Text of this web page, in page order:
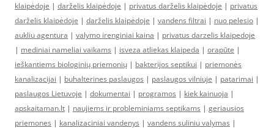
klaipėdoje | darželis klaipėdoje | privatus darželis klaipėdoje | privatus
darželis klaipėdoje | darželis klaipėdoje | vandens filtrai | nuo pelesio |
aukliu agentura | valymo irenginiai kaina | privatus darzelis klaipedoje
| mediniai nameliai vaikams | isveza atliekas klaipeda | orapūte |
ieškantiems biologinių priemonių | bakterijos septikui | priemonės
kanalizacijai | buhalterines paslaugos | paslaugos vilniuje | patarimai |
paslaugos Lietuvoje | dokumentai | programos | kiek kainuoja |
apskaitaman.lt | naujiems ir probleminiams septikams | geriausios
priemones | kanalizaciniai vandenys | vandens suliniu valymas |